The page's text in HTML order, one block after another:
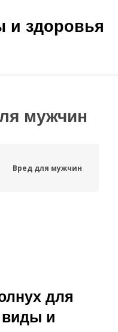
и здоровья
мужчин
Вред для мужчин
для
виды и